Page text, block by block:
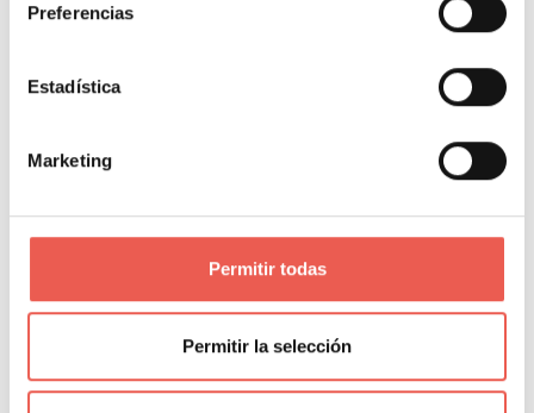
Preferencias
Estadística
Marketing
Permitir todas
Permitir la selección
mensajes directos o incluso interactuar dando likes y
otros usuarios.